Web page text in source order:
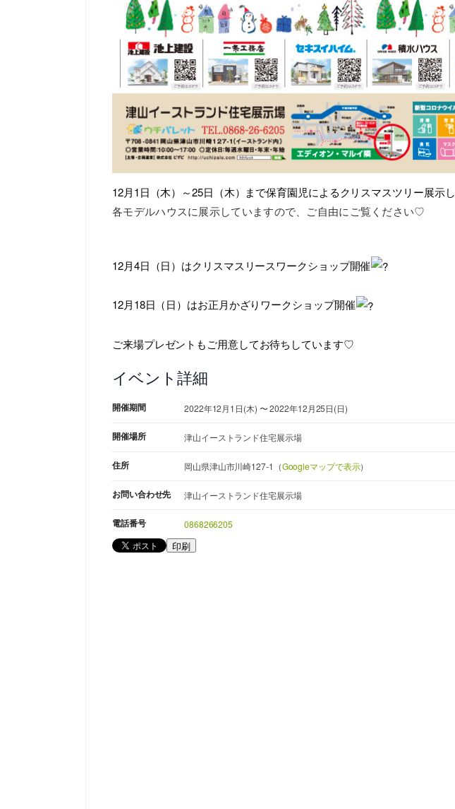
12月1日（木）～25日（木）まで保育園児によるクリスマスツリー展示し
各モデルハウスに展示していますので、ご自由にご覧ください♡
12月4日（日）はクリスマスリースワークショップ開催
12月18日（日）はお正月かざりワークショップ開催
ご来場プレゼントもご用意してお待ちしています♡
イベント詳細
開催期間 2022年12月1日(木) 〜 2022年12月25日(日)
開催場所 津山イーストランド住宅展示場
住所 岡山県津山市川崎127-1（Googleマップで表示）
お問い合わせ先 津山イーストランド住宅展示場
電話番号 0868266205
印刷